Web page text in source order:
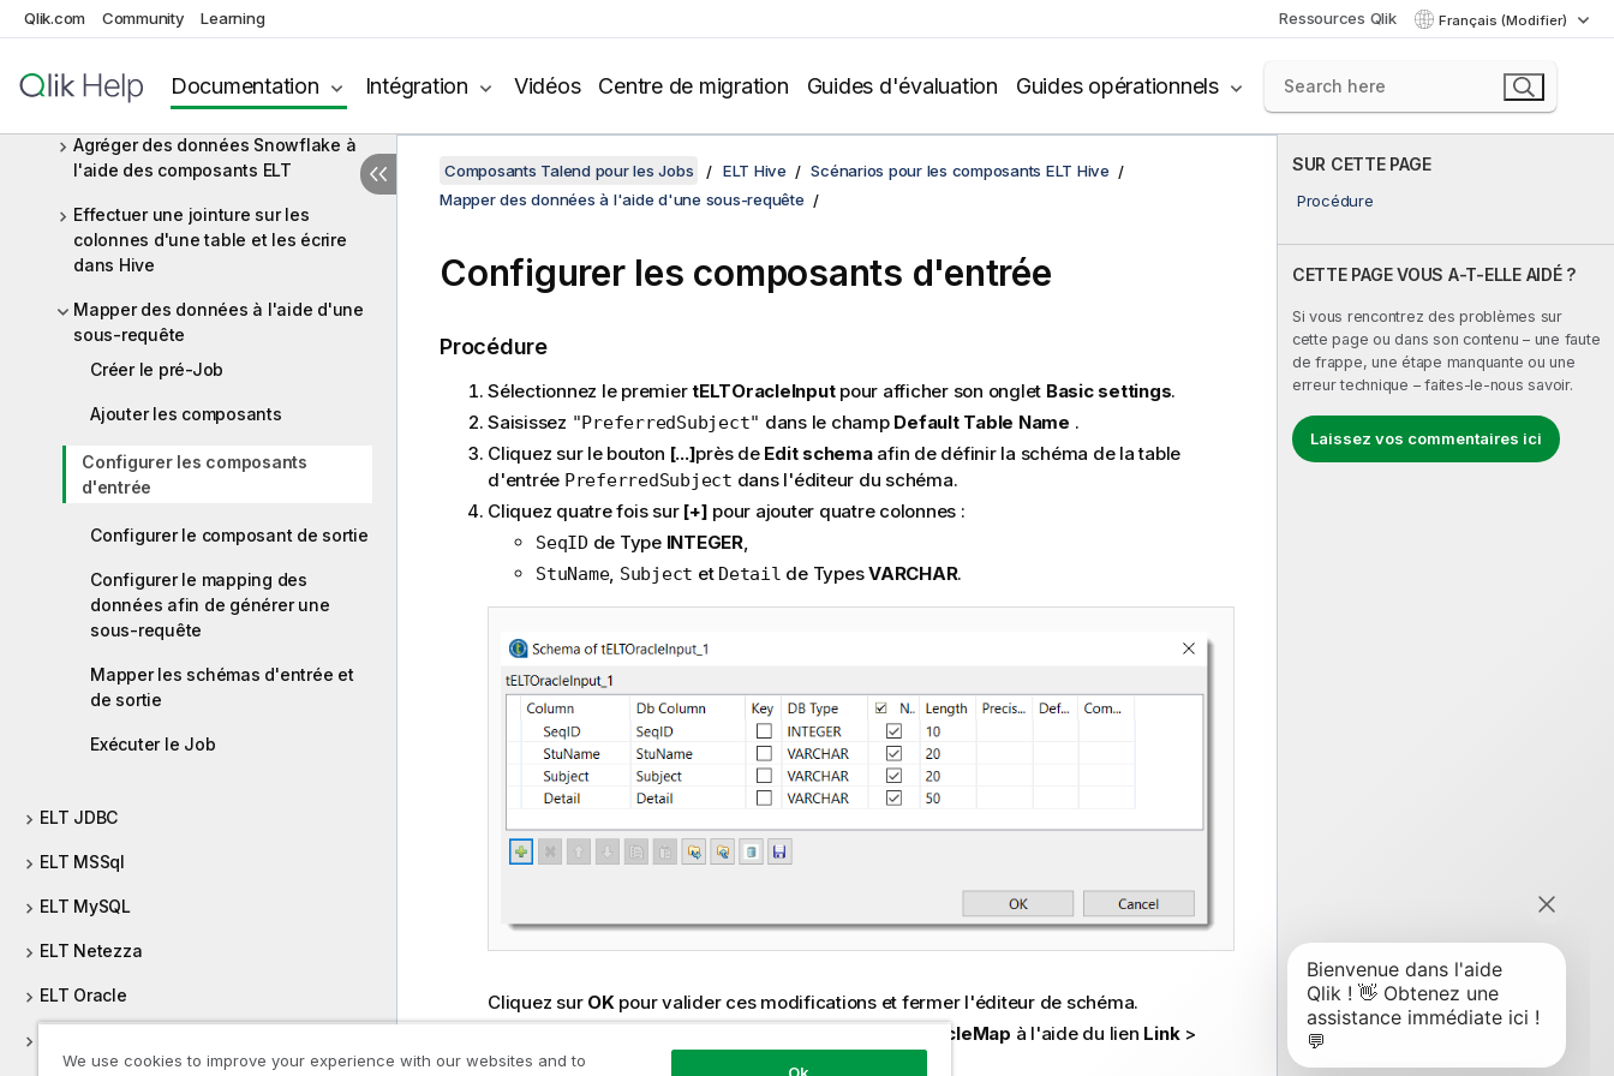
Qlik.com Community Learning Ressources Qlik Français (Modifier)
Documentation Intégration Vidéos Centre de migration Guides d'évaluation Guides opérationnels
Composants ELT Hive
Scénarios pour les composants ELT
Agréger des données Snowflake à
l'aide des composants ELT
Effectuer une jointure sur les
colonnes d'une table et les écrire
dans Hive
Mapper des données à l'aide d'une
sous-requête
Créer le pré-Job
Ajouter les composants
Configurer les composants
d'entrée
Configurer le composant de sortie
Configurer le mapping des
données afin de générer une
sous-requête
Mapper les schémas d'entrée et
de sortie
Exécuter le Job
ELT JDBC
ELT MSSql
ELT MySQL
ELT Netezza
ELT Oracle
SUR CETTE PAGE
Procédure
CETTE PAGE VOUS A-T-ELLE AIDÉ ?
Si vous rencontrez des problèmes sur
cette page ou dans son contenu – une faute
de frappe, une étape manquante ou une
erreur technique – faites-le-nous savoir.
Laissez vos commentaires ici
Composants Talend pour les Jobs ELT Hive
Scénarios pour les composants ELT Hive
Mapper des données à l'aide d'une sous-requête
Configurer les composants d'entrée
Procédure
Sélectionnez le premiertELTOracleInputpour afficher son onglet Basic settings.
Saisissez "PreferredSubject" dans le champ Default Table Name .
Cliquez sur le bouton [...]près de Edit schemaafin de définir la schéma de la table
d'entrée PreferredSubject dans l'éditeur du schéma.
Cliquez quatre fois sur [+] pour ajouter quatre colonnes :
SeqID de Type INTEGER,
StuName, Subject et Detail de TypesVARCHAR.
Cliquez sur OKpour valider ces modifications et fermer l'éditeur de schéma.
tELTOracleMap à l'aide du lien Link>
PreferredSubject(Table)
We use cookies to improve your experience with our websites and to